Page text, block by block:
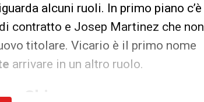
alcuni ruoli. In primo piano c’è
contratto e Josep Martinez che non
titolare. Vicario è il primo nome
arrivare in un altro ruolo.
Chivu